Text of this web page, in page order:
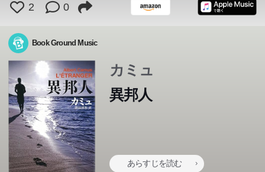
2 0
Book Ground Music
カミュ
異邦人
あらすじを読む